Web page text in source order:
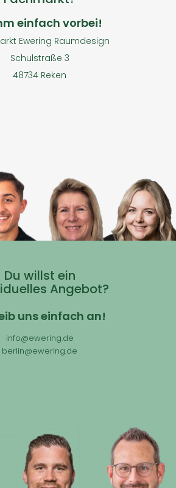
einfach vorbei!
Ewering Raumdesign
Schulstraße 3
48734 Reken
Du willst ein
Angebot?
uns einfach an!
info@ewering.de
berlin@ewering.de